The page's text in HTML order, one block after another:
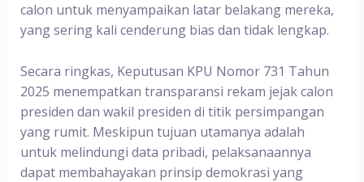
calon untuk menyampaikan latar belakang mereka,
yang sering kali cenderung bias dan tidak lengkap.
Secara ringkas, Keputusan KPU Nomor 731 Tahun
2025 menempatkan transparansi rekam jejak calon
presiden dan wakil presiden di titik persimpangan
yang rumit. Meskipun tujuan utamanya adalah
untuk melindungi data pribadi, pelaksanaannya
dapat membahayakan prinsip demokrasi yang